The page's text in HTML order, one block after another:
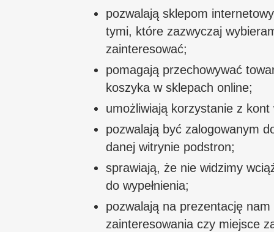
pozwalają sklepom
tymi, które zazwyczaj
zainteresować;
pomagają przechowywać
koszyka w sklepach online;
umożliwiają korzystanie z kont
pozwalają być zalogowanym
danej witrynie podstron;
sprawiają, że nie widzimy
do wypełnienia;
pozwalają na prezentację
zainteresowania czy miejsce